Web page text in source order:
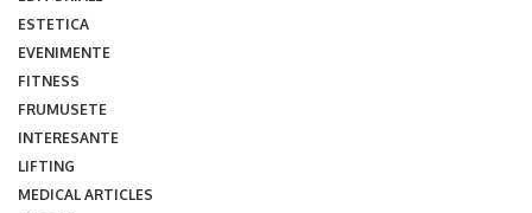
ESTETICA
EVENIMENTE
FITNESS
FRUMUSETE
INTERESANTE
LIFTING
MEDICAL ARTICLES